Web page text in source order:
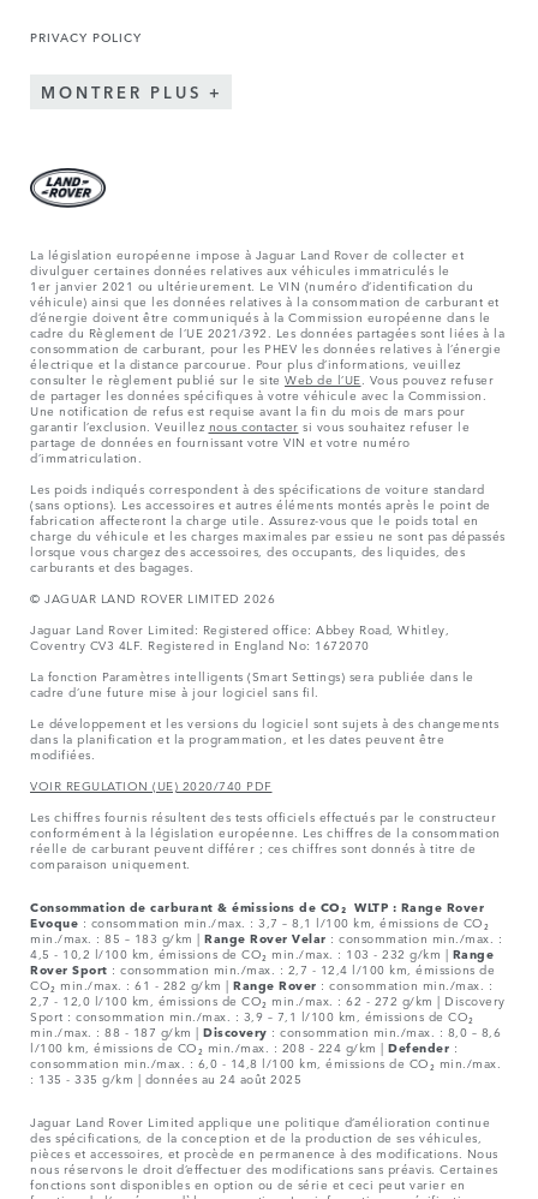
PRIVACY POLICY
MONTRER PLUS
La législation européenne impose à Jaguar Land Rover de collecter et
divulguer certaines données relatives aux véhicules immatriculés le
1er janvier 2021 ou ultérieurement. Le VIN (numéro d’identification du
véhicule) ainsi que les données relatives à la consommation de carburant et
d’énergie doivent être communiqués à la Commission européenne dans le
cadre du Règlement de l’UE 2021/392. Les données partagées sont liées à la
consommation de carburant, pour les PHEV les données relatives à l’énergie
électrique et la distance parcourue. Pour plus d’informations, veuillez
consulter le règlement publié sur le site Web de l’UE . Vous pouvez refuser
de partager les données spécifiques à votre véhicule avec la Commission.
Une notification de refus est requise avant la fin du mois de mars pour
garantir l’exclusion. Veuillez nous contacter si vous souhaitez refuser le
partage de données en fournissant votre VIN et votre numéro
d’immatriculation.
Les poids indiqués correspondent à des spécifications de voiture standard
(sans options). Les accessoires et autres éléments montés après le point de
fabrication affecteront la charge utile. Assurez-vous que le poids total en
charge du véhicule et les charges maximales par essieu ne sont pas dépassés
lorsque vous chargez des accessoires, des occupants, des liquides, des
carburants et des bagages.
© JAGUAR LAND ROVER LIMITED 2026
Jaguar Land Rover Limited: Registered office: Abbey Road, Whitley,
Coventry CV3 4LF. Registered in England No: 1672070
La fonction Paramètres intelligents (Smart Settings) sera publiée dans le
cadre d’une future mise à jour logiciel sans fil.
Le développement et les versions du logiciel sont sujets à des changements
dans la planification et la programmation, et les dates peuvent être
modifiées.
VOIR REGULATION (UE) 2020/740 PDF
Les chiffres fournis résultent des tests officiels effectués par le constructeur
conformément à la législation européenne. Les chiffres de la consommation
réelle de carburant peuvent différer ; ces chiffres sont donnés à titre de
comparaison uniquement.
Consommation de carburant & émissions de CO₂ WLTP : Range Rover
Evoque : consommation min./max. : 3,7 – 8,1 l/100 km, émissions de CO₂
min./max. : 85 – 183 g/km | Range Rover Velar : consommation min./max. :
4,5 - 10,2 l/100 km, émissions de CO₂ min./max. : 103 - 232 g/km | Range
Rover Sport : consommation min./max. : 2,7 - 12,4 l/100 km, émissions de
CO₂ min./max. : 61 - 282 g/km | Range Rover : consommation min./max. :
2,7 - 12,0 l/100 km, émissions de CO₂ min./max. : 62 - 272 g/km | Discovery
Sport : consommation min./max. : 3,9 – 7,1 l/100 km, émissions de CO₂
min./max. : 88 - 187 g/km | Discovery : consommation min./max. : 8,0 – 8,6
l/100 km, émissions de CO₂ min./max. : 208 - 224 g/km | Defender :
consommation min./max. : 6,0 - 14,8 l/100 km, émissions de CO₂ min./max.
: 135 - 335 g/km | données au 24 août 2025
Jaguar Land Rover Limited applique une politique d’amélioration continue
des spécifications, de la conception et de la production de ses véhicules,
pièces et accessoires, et procède en permanence à des modifications. Nous
nous réservons le droit d’effectuer des modifications sans préavis. Certaines
fonctions sont disponibles en option ou de série et ceci peut varier en